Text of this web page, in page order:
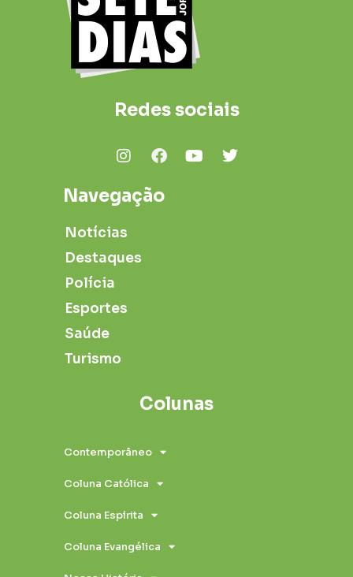
Redes sociais
Navegação
Notícias
Destaques
Polícia
Esportes
Saúde
Turismo
Colunas
Contemporâneo
Coluna Católica
Coluna Espírita
Coluna Evangélica